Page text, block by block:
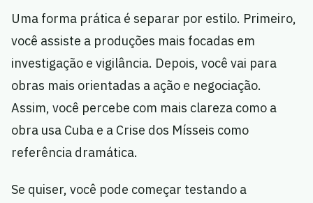
Uma forma prática é separar por estilo. Primeiro,
você assiste a produções mais focadas em
investigação e vigilância. Depois, você vai para
obras mais orientadas a ação e negociação.
Assim, você percebe com mais clareza como a
obra usa Cuba e a Crise dos Mísseis como
referência dramática.
Se quiser, você pode começar testando a